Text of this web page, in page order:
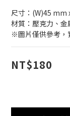
尺寸：(W)45 mm
材質：壓克力、金
※圖片僅供參考，
NT$180